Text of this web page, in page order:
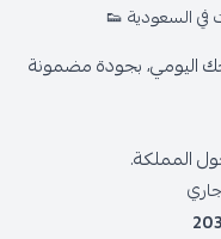
السعودية 👟
اليومي، بجودة مضمونة